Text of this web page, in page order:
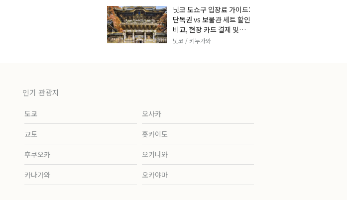
닛코 도쇼구 입장료 가이드:
단독권 vs 보물관 세트 할인
비교, 현장 카드 결제 및
KKday 사전 예매 팁
닛코 / 키누가와
인기 관광지
도쿄 오사카
교토 홋카이도
후쿠오카 오키나와
카나가와 오카야마